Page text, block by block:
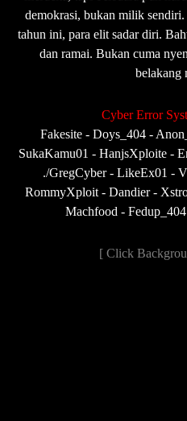
demokrasi, bukan milik
tahun ini, para elit sadar diri.
dan ramai. Bukan cuma
belakang
Cyber Error
Fakesite - Doys_404 -
SukaKamu01 - HanjsXploite -
./GregCyber - LikeEx01 -
RommyXploit - Dandier -
Machfood -
[ Click